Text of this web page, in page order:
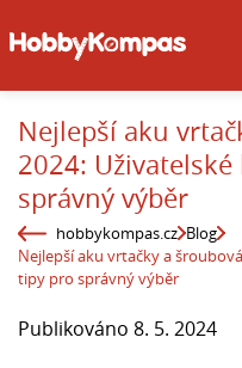
Nejlepší aku
2024:
správný výběr
hobbykompas.cz Blog
Nejlepší aku vrtačky a
tipy pro správný výběr
Publikováno 8. 5. 2024